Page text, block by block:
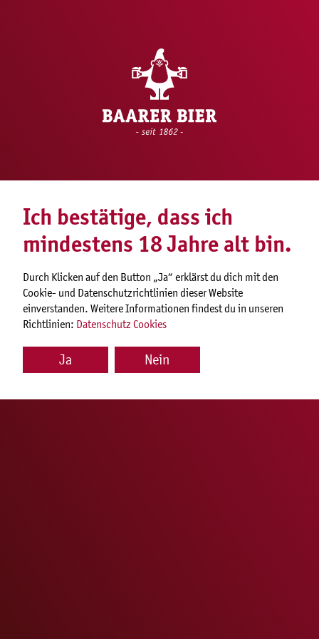
Ich bestätige, dass ich
mindestens 18 Jahre alt bin.
Durch Klicken auf den Button „Ja“ erklärst du dich mit den
Cookie- und Datenschutzrichtlinien dieser Website
einverstanden. Weitere Informationen findest du in unseren
Richtlinien: Datenschutz Cookies
Ja Nein